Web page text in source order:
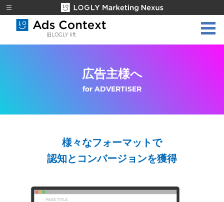
旧LOGLY lift
広告主様へ
for ADVERTISER
様々なフォーマットで
認知とコンバージョンを獲得